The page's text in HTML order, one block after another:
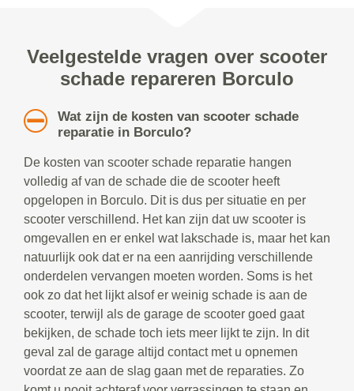
Veelgestelde vragen over scooter
schade repareren Borculo
Wat zijn de kosten van scooter schade
reparatie in Borculo?
De kosten van scooter schade reparatie hangen
volledig af van de schade die de scooter heeft
opgelopen in Borculo. Dit is dus per situatie en per
scooter verschillend. Het kan zijn dat uw scooter is
omgevallen en er enkel wat lakschade is, maar het kan
natuurlijk ook dat er na een aanrijding verschillende
onderdelen vervangen moeten worden. Soms is het
ook zo dat het lijkt alsof er weinig schade is aan de
scooter, terwijl als de garage de scooter goed gaat
bekijken, de schade toch iets meer lijkt te zijn. In dit
geval zal de garage altijd contact met u opnemen
voordat ze aan de slag gaan met de reparaties. Zo